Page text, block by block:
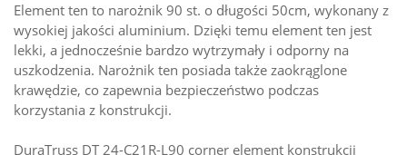
Element ten to narożnik 90 st. o długości 50cm, wykonany z
wysokiej jakości aluminium. Dzięki temu element ten jest
lekki, a jednocześnie bardzo wytrzymały i odporny na
uszkodzenia. Narożnik ten posiada także zaokrąglone
krawędzie, co zapewnia bezpieczeństwo podczas
korzystania z konstrukcji.
DuraTruss DT 24-C21R-L90 corner element konstrukcji